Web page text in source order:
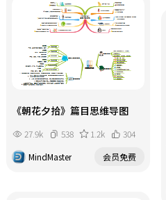
《朝花夕拾》篇目思维导图
27.9k 538 1.2k
304
MindMaster
会员免费